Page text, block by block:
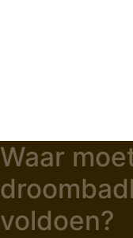
Waar
voldoen?